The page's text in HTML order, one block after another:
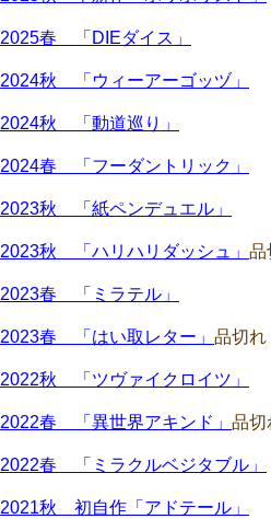
2025春 「DIEダイス」
2024秋 「ウィーアーゴッヅ」
2024秋 「動道巡り」
2024春 「フーダントリック」
2023秋 「紙ペンデュエル」
2023秋 「ハリハリダッシュ」 品
2023春 「ミラテル」
2023春 「はい取レター」 品切れ
2022秋 「ツヴァイクロイツ」
2022春 「異世界アキンド」 品切
2022春 「ミラクルベジタブル」
2021秋 初自作「アドテール」